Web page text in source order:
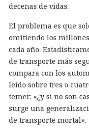
decenas de vidas.
El problema es que
omitiendo los
cada año.
de transporte más
compara con los
leído sobre tres o
temer: «¿y si no son
surge una
de transporte mortal».